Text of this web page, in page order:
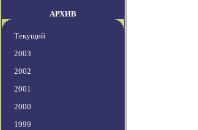
АРХИВ
Текущий
2003
2002
2001
2000
1999